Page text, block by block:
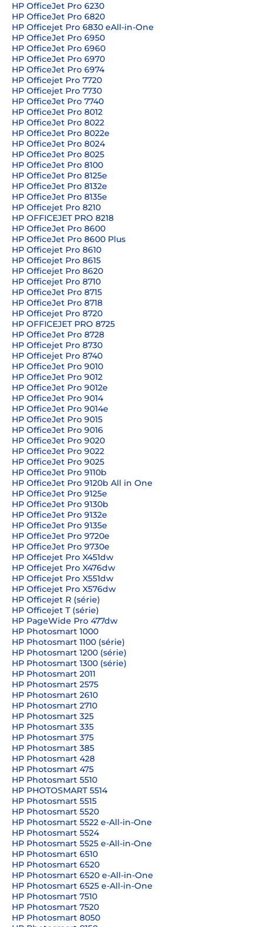
HP OfficeJet Pro 6230
HP OfficeJet Pro 6820
HP Officejet Pro 6830 eAll-in-One
HP OfficeJet Pro 6950
HP OfficeJet Pro 6960
HP OfficeJet Pro 6970
HP OfficeJet Pro 6974
HP Officejet Pro 7720
HP Officejet Pro 7730
HP OfficeJet Pro 7740
HP OfficeJet Pro 8012
HP OfficeJet Pro 8022
HP OfficeJet Pro 8022e
HP OfficeJet Pro 8024
HP OfficeJet Pro 8025
HP OfficeJet Pro 8100
HP OfficeJet Pro 8125e
HP OfficeJet Pro 8132e
HP OfficeJet Pro 8135e
HP Officejet Pro 8210
HP OFFICEJET PRO 8218
HP OfficeJet Pro 8600
HP OfficeJet Pro 8600 Plus
HP Officejet Pro 8610
HP Officejet Pro 8615
HP Officejet Pro 8620
HP Officejet Pro 8710
HP OfficeJet Pro 8715
HP OfficeJet Pro 8718
HP Officejet Pro 8720
HP OFFICEJET PRO 8725
HP OfficeJet Pro 8728
HP Officejet Pro 8730
HP Officejet Pro 8740
HP OfficeJet Pro 9010
HP OfficeJet Pro 9012
HP OfficeJet Pro 9012e
HP OfficeJet Pro 9014
HP OfficeJet Pro 9014e
HP OfficeJet Pro 9015
HP OfficeJet Pro 9016
HP OfficeJet Pro 9020
HP OfficeJet Pro 9022
HP OfficeJet Pro 9025
HP OfficeJet Pro 9110b
HP OfficeJet Pro 9120b All in One
HP OfficeJet Pro 9125e
HP OfficeJet Pro 9130b
HP OfficeJet Pro 9132e
HP OfficeJet Pro 9135e
HP OfficeJet Pro 9720e
HP OfficeJet Pro 9730e
HP Officejet Pro X451dw
HP Officejet Pro X476dw
HP Officejet Pro X551dw
HP Officejet Pro X576dw
HP Officejet R (série)
HP Officejet T (série)
HP PageWide Pro 477dw
HP Photosmart 1000
HP Photosmart 1100 (série)
HP Photosmart 1200 (série)
HP Photosmart 1300 (série)
HP Photosmart 2011
HP Photosmart 2575
HP Photosmart 2610
HP Photosmart 2710
HP Photosmart 325
HP Photosmart 335
HP Photosmart 375
HP Photosmart 385
HP Photosmart 428
HP Photosmart 475
HP Photosmart 5510
HP PHOTOSMART 5514
HP Photosmart 5515
HP Photosmart 5520
HP Photosmart 5522 e-All-in-One
HP Photosmart 5524
HP Photosmart 5525 e-All-in-One
HP Photosmart 6510
HP Photosmart 6520
HP Photosmart 6520 e-All-in-One
HP Photosmart 6525 e-All-in-One
HP Photosmart 7510
HP Photosmart 7520
HP Photosmart 8050